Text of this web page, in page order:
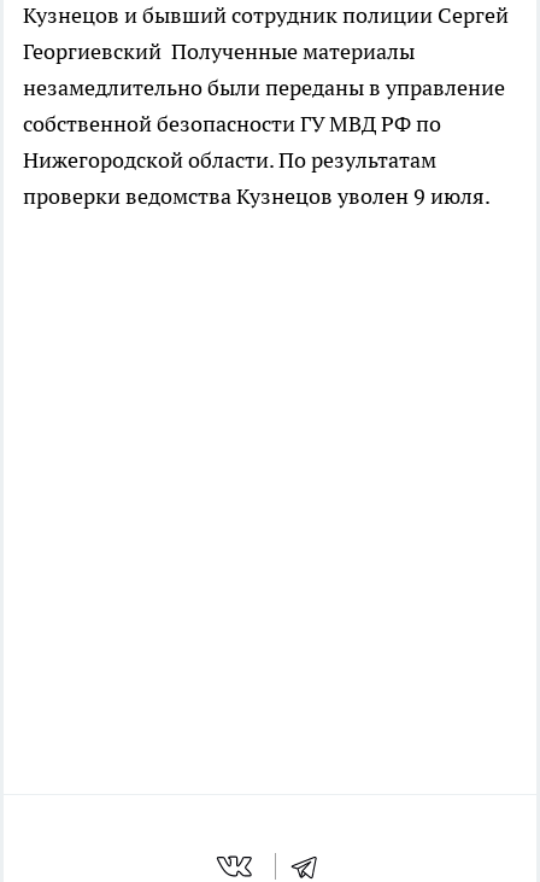
Кузнецов и бывший сотрудник полиции Сергей
Георгиевский Полученные материалы
незамедлительно были переданы в управление
собственной безопасности ГУ МВД РФ по
Нижегородской области. По результатам
проверки ведомства Кузнецов уволен 9 июля.